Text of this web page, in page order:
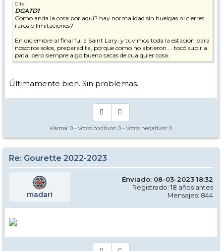
Cita
DGATD1
Como anda la cosa por aquí? hay normalidad sin huelgas ni cierres
raros o limitaciones?
En diciembre al final fui a Saint Lary, y tuvimos toda la estación para
nosotros solos, preparadita, porque como no abrieron.... tocó subir a
pata, pero siempre algo bueno sacas de cualquier cosa.
Últimamente bien. Sin problemas.
Karma: 0 - Votos positivos: 0 - Votos negativos: 0
Re: Gourette 2022-2023
madari
Enviado: 08-03-2023 18:32
Registrado: 18 años antes
Mensajes: 844